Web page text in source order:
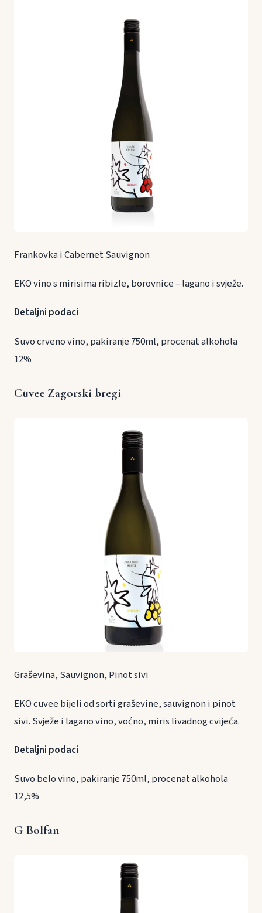
Frankovka i Cabernet Sauvignon
EKO vino s mirisima ribizle, borovnice – lagano i svježe.
Detaljni podaci
Suvo crveno vino, pakiranje 750ml, procenat alkohola
12%
Cuvee Zagorski bregi
Graševina, Sauvignon, Pinot sivi
EKO cuvee bijeli od sorti graševine, sauvignon i pinot
sivi. Svježe i lagano vino, voćno, miris livadnog cvijeća.
Detaljni podaci
Suvo belo vino, pakiranje 750ml, procenat alkohola
12,5%
G Bolfan